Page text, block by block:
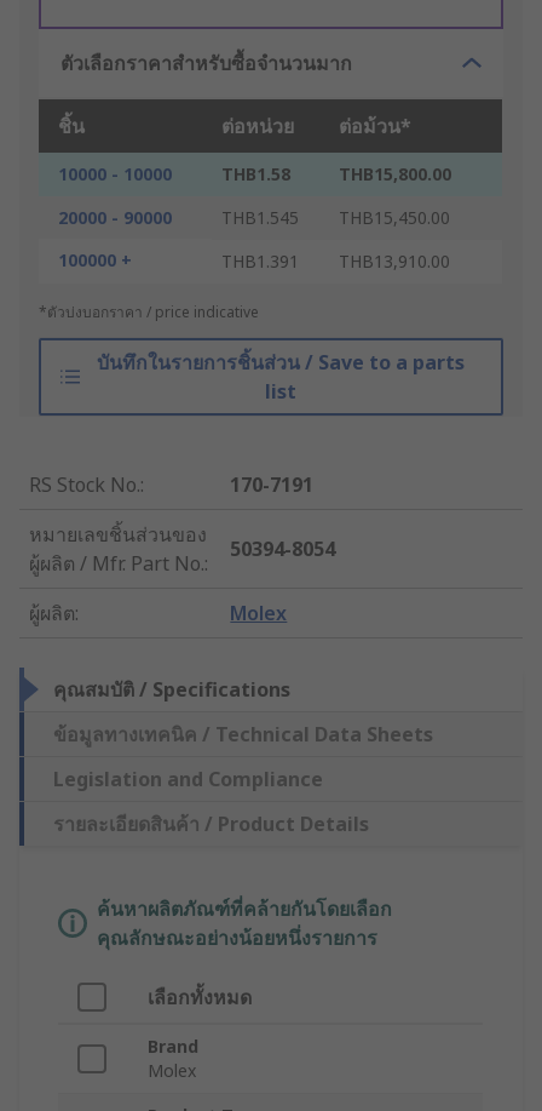
ตัวเลือกราคาสำหรับซื้อจำนวนมาก
ชิ้น ต่อหน่วย ต่อม้วน*
10000 - 10000 THB1.58
THB15,800.00
20000 - 90000
THB1.545
THB15,450.00
100000 +
THB1.391 THB13,910.00
*ตัวบ่งบอกราคา / price indicative
บันทึกในรายการชิ้นส่วน / Save to a parts
list
RS Stock No.:
170-7191
หมายเลขชิ้นส่วนของ
ผู้ผลิต / Mfr. Part No.:
50394-8054
ผู้ผลิต: Molex
คุณสมบัติ / Specifications
ข้อมูลทางเทคนิค / Technical Data Sheets
Legislation and Compliance
รายละเอียดสินค้า / Product Details
ค้นหาผลิตภัณฑ์ที่คล้ายกันโดยเลือก
คุณลักษณะอย่างน้อยหนึ่งรายการ
เลือกทั้งหมด
Brand
Molex